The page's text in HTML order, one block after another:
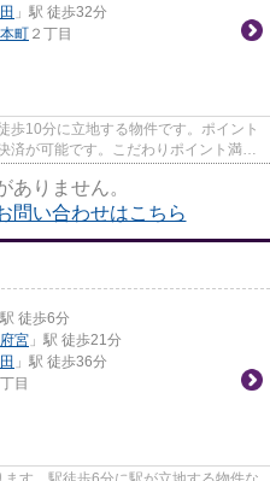
」駅 徒歩32分
町 ２丁目
歩10分に立地する物件です。ポイント
済が可能です。こだわりポイント満載
ありません。
問い合わせはこちら
駅 徒歩6分
宮 」駅 徒歩21分
」駅 徒歩36分
目